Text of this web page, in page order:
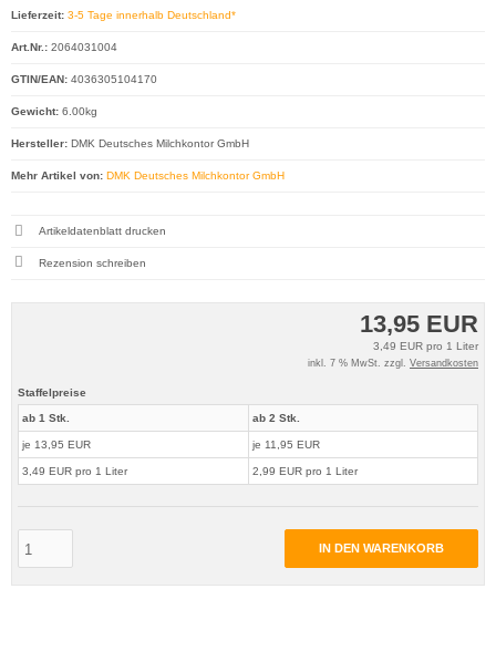
13,95 EUR
3,49 EUR pro 1 Liter
inkl. 7 % MwSt. zzgl. Versandkosten
Staffelpreise
ab 1 Stk.
je 13,95 EUR
3,49 EUR pro 1 Liter
ab 2 Stk.
je 11,95 EUR
2,99 EUR pro 1 Liter
IN DEN WARENKORB
Lieferzeit: 3-5 Tage innerhalb Deutschland*
Art.Nr.: 2064031004
GTIN/EAN: 4036305104170
Gewicht: 6.00kg
Hersteller: DMK Deutsches Milchkontor GmbH
Mehr Artikel von: DMK Deutsches Milchkontor GmbH
Artikeldatenblatt drucken
Rezension schreiben